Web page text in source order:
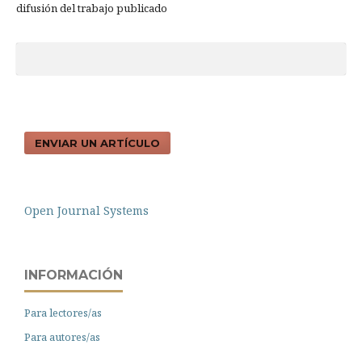
difusión del trabajo publicado
ENVIAR UN ARTÍCULO
Open Journal Systems
INFORMACIÓN
Para lectores/as
Para autores/as